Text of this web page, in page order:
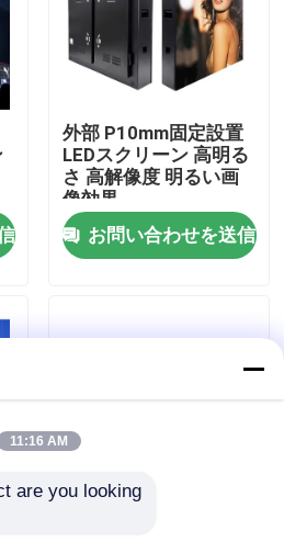
外部 P10mm固定設置
LEDスクリーン 高明る
さ 高解像度 明るい画
像効果
お問い合わせを送信
11:16 AM
are you looking